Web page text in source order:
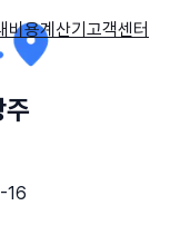
비용계산기고객센터
16